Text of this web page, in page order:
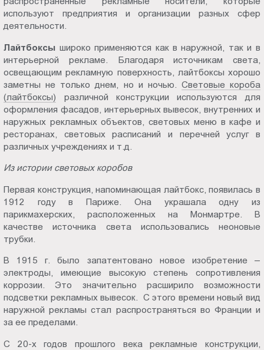
используют предприятия и организации разных сфер
деятельности.
Лайтбоксы широко применяются как в наружной, так и в
интерьерной рекламе. Благодаря источникам света,
освещающим рекламную поверхность, лайтбоксы хорошо
заметны не только днем, но и ночью. Световые коробa
(лайтбоксы) различной конструкции используются для
оформления фасадов, интерьерных вывесок, внутренних и
наружных рекламных объектов, световых меню в кафе и
ресторанах, световых расписаний и перечней услуг в
различных учреждениях и т.д.
Из истории световых коробов
Первая конструкция, напоминающая лайтбокс, появилась в
1912 году в Париже. Она украшала одну из
парикмахерских, расположенных на Монмартре. В
качестве источника света использовались неоновые
трубки.
В 1915 г. было запатентовано новое изобретение –
электроды, имеющие высокую степень сопротивления
коррозии. Это значительно расширило возможности
подсветки рекламных вывесок. С этого времени новый вид
наружной рекламы стал распространяться во Франции и
за ее пределами.
С 20-х годов прошлого века рекламные конструкции,
Пт.:
9.00-
Сб.,
выходной